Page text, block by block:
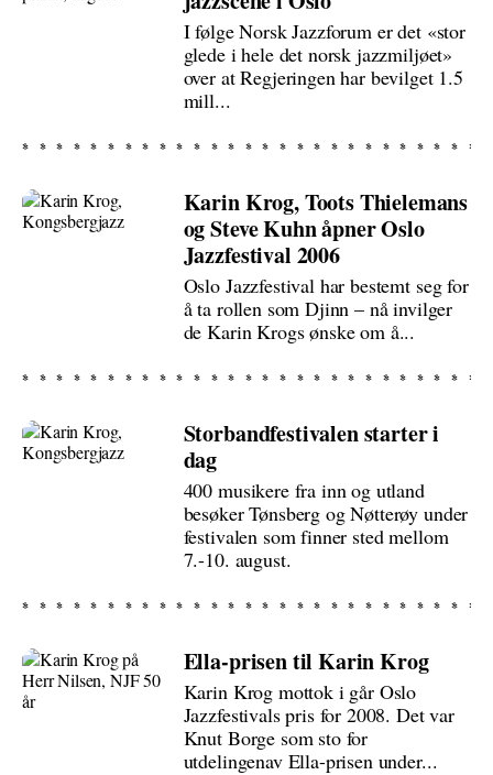
I følge Norsk Jazzforum er det «stor
glede i hele det norsk jazzmiljøet»
over at Regjeringen har bevilget 1.5
mill...
Karin Krog, Toots Thielemans
og Steve Kuhn åpner Oslo
Jazzfestival 2006
Oslo Jazzfestival har bestemt seg for
å ta rollen som Djinn – nå invilger
de Karin Krogs ønske om å...
Storbandfestivalen starter i
dag
400 musikere fra inn og utland
besøker Tønsberg og Nøtterøy under
festivalen som finner sted mellom
7.-10. august.
Ella-prisen til Karin Krog
Karin Krog mottok i går Oslo
Jazzfestivals pris for 2008. Det var
Knut Borge som sto for
utdelingenav Ella-prisen under...